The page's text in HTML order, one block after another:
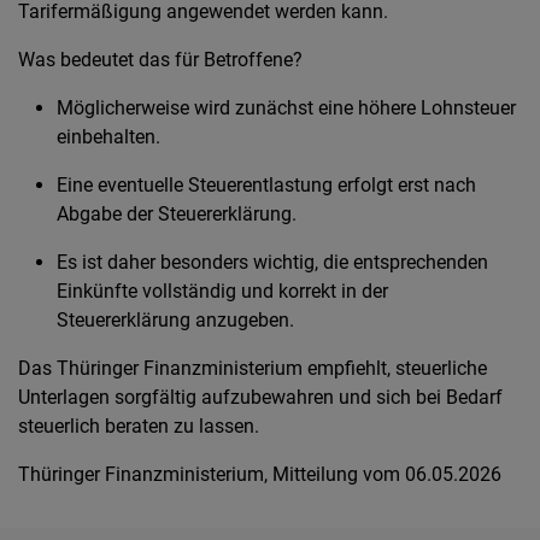
Tarifermäßigung angewendet werden kann.
Was bedeutet das für Betroffene?
Möglicherweise wird zunächst eine höhere Lohnsteuer
einbehalten.
Eine eventuelle Steuerentlastung erfolgt erst nach
Abgabe der Steuererklärung.
Es ist daher besonders wichtig, die entsprechenden
Einkünfte vollständig und korrekt in der
Steuererklärung anzugeben.
Das Thüringer Finanzministerium empfiehlt, steuerliche
Unterlagen sorgfältig aufzubewahren und sich bei Bedarf
steuerlich beraten zu lassen.
Thüringer Finanzministerium, Mitteilung vom 06.05.2026